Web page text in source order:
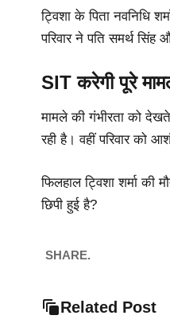
ट्विशा के पिता नवनिधि
परिवार ने पति समर्थ सिंह
SIT करेगी पूरे
मामले की गंभीरता को
रही है। वहीं परिवार को
फिलहाल ट्विशा शर्मा
छिपी हुई है?
SHARE.
Related Post